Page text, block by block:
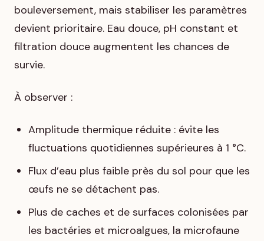
bouleversement, mais stabiliser les paramètres
devient prioritaire. Eau douce, pH constant et
filtration douce augmentent les chances de
survie.
À observer :
Amplitude thermique réduite : évite les
fluctuations quotidiennes supérieures à 1 °C.
Flux d’eau plus faible près du sol pour que les
œufs ne se détachent pas.
Plus de caches et de surfaces colonisées par
les bactéries et microalgues, la microfaune